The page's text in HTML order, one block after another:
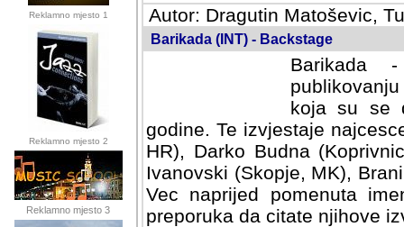
Reklamno mjesto 1
Reklamno mjesto 2
Reklamno mjesto 3
Autor: Dragutin Matoševic,
Barikada (INT) - Backstage
Barikada
koja su se
godine. Te izvjestaje
HR), Darko Budna
Ivanovski (Skopje, MK),
Vec naprijed pomenuta
preporuka da citate njihove